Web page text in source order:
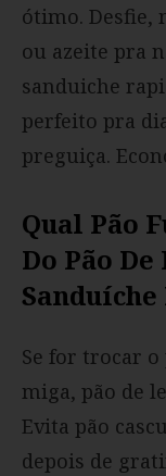
ótimo. Desfie,
ou azeite pra
sanduiche
perfeito pra
preguiça.
Qual Pão
Do Pão
Se for trocar o
miga, pão de
Evita pão
depois de